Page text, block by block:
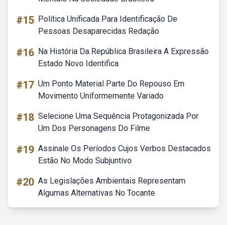
#15 Política Unificada Para Identificação De
Pessoas Desaparecidas Redação
#16 Na História Da República Brasileira A Expressão
Estado Novo Identifica
#17 Um Ponto Material Parte Do Repouso Em
Movimento Uniformemente Variado
#18 Selecione Uma Sequência Protagonizada Por
Um Dos Personagens Do Filme
#19 Assinale Os Períodos Cujos Verbos Destacados
Estão No Modo Subjuntivo
#20 As Legislações Ambientais Representam
Algumas Alternativas No Tocante